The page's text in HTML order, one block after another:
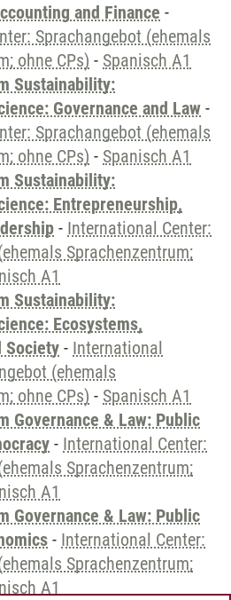
and Finance -
Sprachangebot (ehemals
ohne CPs) - Spanisch A1
Sustainability:
Governance and Law -
Sprachangebot (ehemals
ohne CPs) - Spanisch A1
Sustainability:
Entrepreneurship,
- International Center:
Sprachenzentrum;
A1
Sustainability:
Ecosystems,
Society - International
(ehemals
ohne CPs) - Spanisch A1
Governance & Law: Public
- International Center:
Sprachenzentrum;
A1
Governance & Law: Public
- International Center:
Sprachenzentrum;
A1